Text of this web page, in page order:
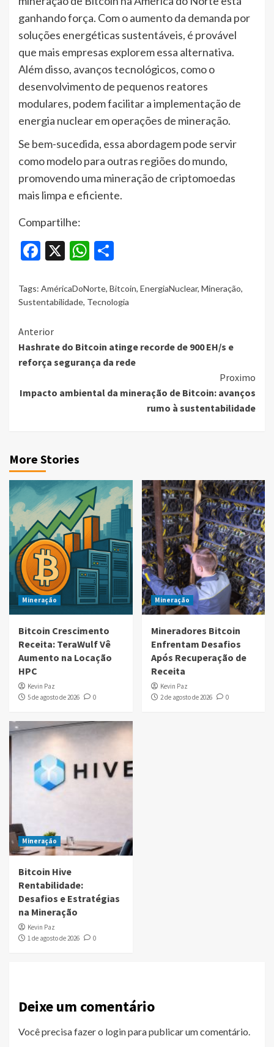
ganhando força. Com o aumento da demanda por
soluções energéticas sustentáveis, é provável
que mais empresas explorem essa alternativa.
Além disso, avanços tecnológicos, como o
desenvolvimento de pequenos reatores
modulares, podem facilitar a implementação de
energia nuclear em operações de mineração.​
Se bem-sucedida, essa abordagem pode servir
como modelo para outras regiões do mundo,
promovendo uma mineração de criptomoedas
mais limpa e eficiente.​
Compartilhe:
Facebook
X WhatsApp
Tags: AméricaDoNorte, Bitcoin, EnergiaNuclear, Mineração,
Sustentabilidade, Tecnologia
Continue
Reading
Anterior
Hashrate do Bitcoin atinge recorde de 900 EH/s e
reforça segurança da rede
Proximo
Impacto ambiental da mineração de Bitcoin: avanços
rumo à sustentabilidade​
More Stories
Mineração
Bitcoin Crescimento
Receita: TeraWulf Vê
Aumento na Locação
HPC
Kevin Paz
5 de agosto de 2026
0
Mineração
Mineradores Bitcoin
Enfrentam Desafios
Após Recuperação de
Receita
Kevin Paz
2 de agosto de 2026
0
Mineração
Bitcoin Hive
Rentabilidade:
Desafios e Estratégias
na Mineração
Kevin Paz
1 de agosto de 2026
0
Deixe um comentário
Você precisa fazer o loginpara publicar um comentário.